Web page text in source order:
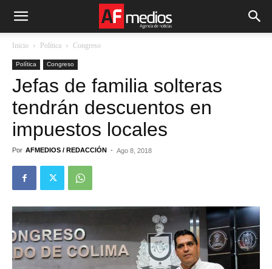
Inicio Política Congreso
Política Congreso
Jefas de familia solteras
tendrán descuentos en
impuestos locales
Por AFMEDIOS / REDACCIÓN - Ago 8, 2018